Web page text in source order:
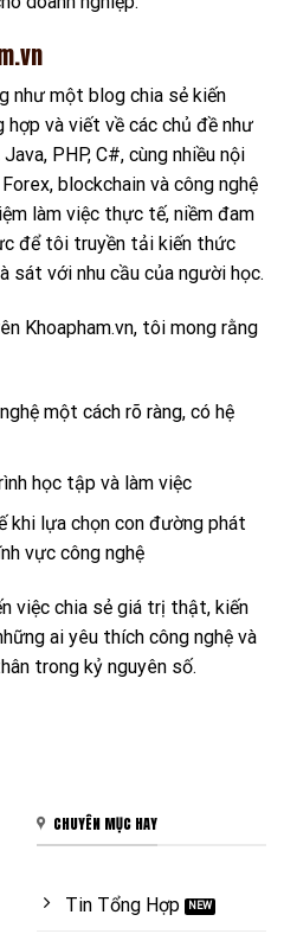
như một blog chia sẻ kiến
và viết về các chủ đề như
PHP, C#, cùng nhiều nội
blockchain và công nghệ
làm việc thực tế, niềm đam
để tôi truyền tải kiến thức
sát với nhu cầu của người học.
Khoapham.vn, tôi mong rằng
một cách rõ ràng, có hệ
học tập và làm việc
khi lựa chọn con đường phát
vực công nghệ
việc chia sẻ giá trị thật, kiến
ai yêu thích công nghệ và
trong kỷ nguyên số.
CHUYÊN MỤC HAY
Tin Tổng Hợp